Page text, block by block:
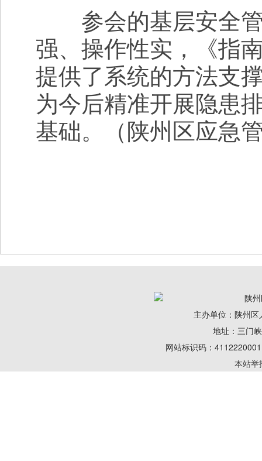
参会的基层安全管
强、操作性实，《指
提供了系统的方法支
为今后精准开展隐患
基础。（陕州区应急
陕
主办单位：陕州
地址：三门
网站标识码：
本站举